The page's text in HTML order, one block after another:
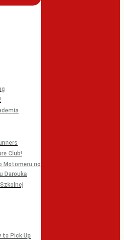
Club!
Motomeru no
Darouka
to Pick Up